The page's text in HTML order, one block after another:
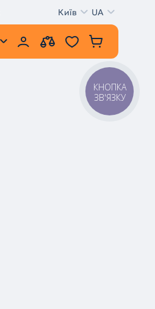
Київ UA
КНОПКА
ЗВ'ЯЗКУ